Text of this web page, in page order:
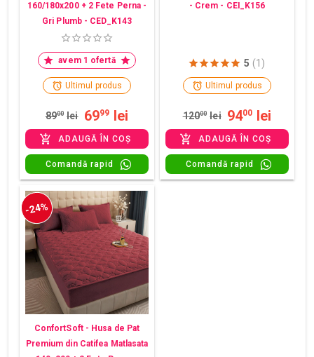
160/180x200 + 2 Fete Perna -
Gri Plumb - CED_K143
avem 1 ofertă
Ultimul produs
8900 lei 6999 lei
ADAUGĂ ÎN COȘ
Comandă rapid
- Crem - CEI_K156
5 (1)
Ultimul produs
12000 lei 9400 lei
ADAUGĂ ÎN COȘ
Comandă rapid
-24%
ConfortSoft - Husa de Pat
Premium din Catifea Matlasata